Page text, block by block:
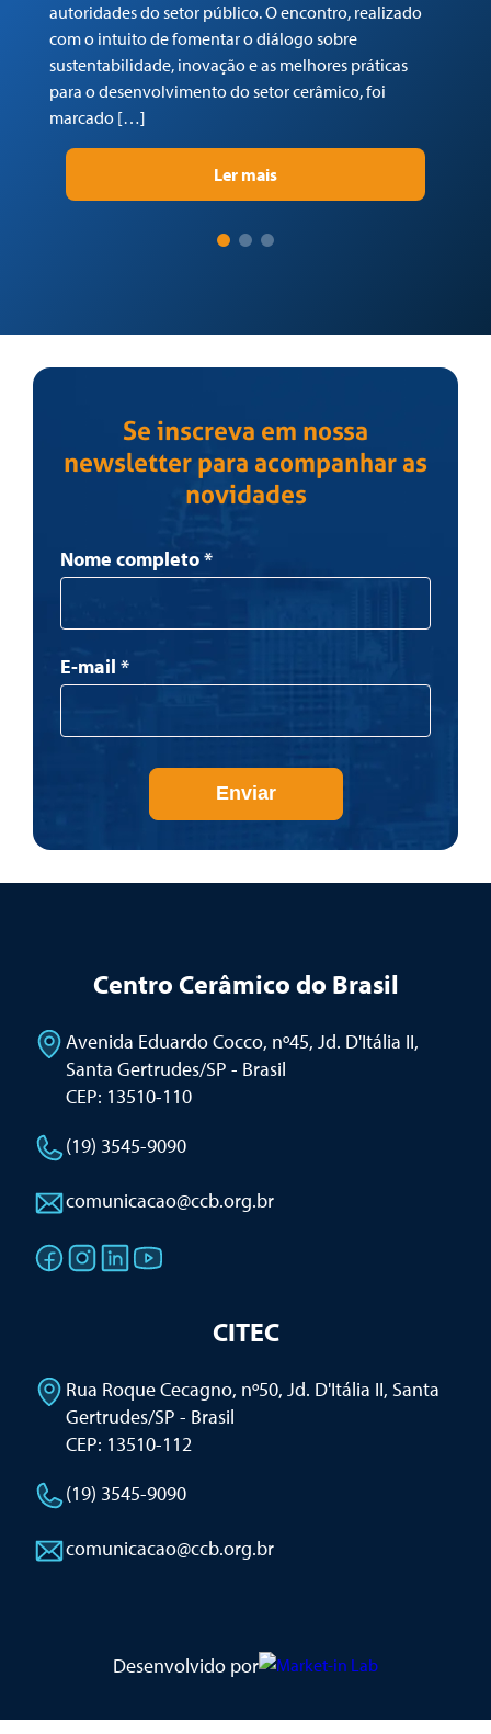
autoridades do setor público. O encontro, realizado
com o intuito de fomentar o diálogo sobre
sustentabilidade, inovação e as melhores práticas
para o desenvolvimento do setor cerâmico, foi
marcado […]
Ler mais
Se inscreva em nossa
newsletter para acompanhar as
novidades
Newsletter
Nome completo*
E-mail *
Enviar
Centro Cerâmico do Brasil
Avenida Eduardo Cocco, nº45, Jd. D'Itália II,
Santa Gertrudes/SP - Brasil
CEP: 13510-110
(19) 3545-9090
comunicacao@ccb.org.br
CITEC
Rua Roque Cecagno, nº50, Jd. D'Itália II, Santa
Gertrudes/SP - Brasil
CEP: 13510-112
(19) 3545-9090
comunicacao@ccb.org.br
Desenvolvido por